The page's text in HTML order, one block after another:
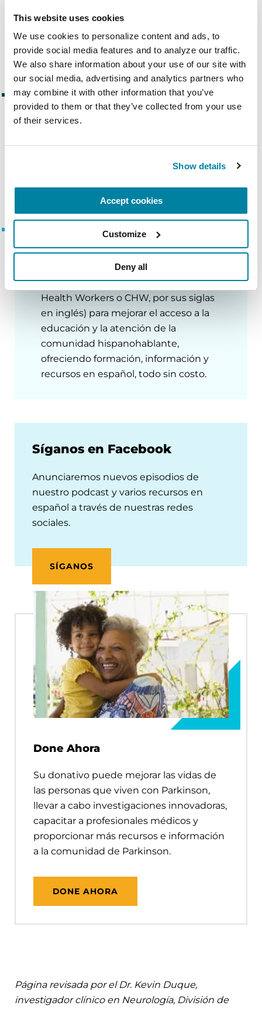
This website uses cookies
We use cookies to personalize content and ads, to
provide social media features and to analyze our traffic.
We also share information about your use of our site with
our social media, advertising and analytics partners who
may combine it with other information that you’ve
provided to them or that they’ve collected from your use
of their services.
Show details
Accept cookies
Customize
Deny all
encontrar una red de apoyo en línea.
grupos de discusión.
Facebook
¡Siga nuestra página de Facebook en
las últimas actualizaciones y recursos
Promotores de Salud
La Parkinson’s Foundation busca
colaborar y apoyar el trabajo de los
Promotores de Salud (Community
Health Workers o CHW, por sus siglas
en inglés) para mejorar el acceso a la
educación y la atención de la
comunidad hispanohablante,
ofreciendo formación, información y
recursos en español, todo sin costo.
Síganos en Facebook
Anunciaremos nuevos episodios de
nuestro podcast y varios recursos en
español a través de nuestras redes
sociales.
SÍGANOS
Done Ahora
Su donativo puede mejorar las vidas de
las personas que viven con Parkinson,
llevar a cabo investigaciones innovadoras,
capacitar a profesionales médicos y
proporcionar más recursos e información
a la comunidad de Parkinson.
DONE AHORA
Página revisada por el Dr. Kevin Duque,
investigador clínico en Neurología, División de